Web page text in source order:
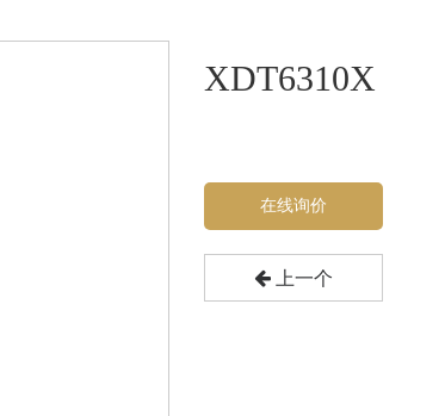
XDT6310X
在线询价
上一个